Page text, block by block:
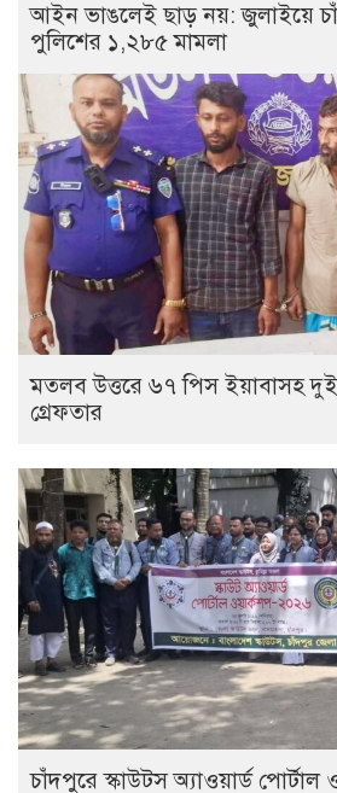
আইন ভাঙলেই ছাড় নয়: জুলাইয়ে
পুলিশের ১,২৮৫ মামলা
মতলব উত্তরে ৬৭ পিস ইয়াবাসহ
গ্রেফতার
চাঁদপুরে স্কাউটস অ্যাওয়ার্ড পোর্টাল